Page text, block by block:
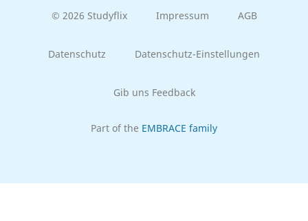
© 2026 Studyflix Impressum AGB
Datenschutz Datenschutz-Einstellungen
Gib uns Feedback
Part of the EMBRACE family